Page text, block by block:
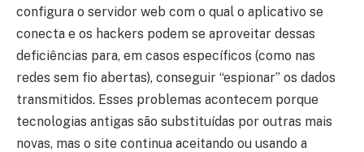
configura o servidor web com o qual o aplicativo se
conecta e os hackers podem se aproveitar dessas
deficiências para, em casos específicos (como nas
redes sem fio abertas), conseguir “espionar” os dados
transmitidos. Esses problemas acontecem porque
tecnologias antigas são substituídas por outras mais
novas, mas o site continua aceitando ou usando a